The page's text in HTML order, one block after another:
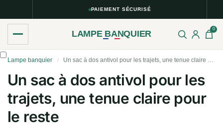
PAIEMENT SÉCURISÉ
LAMPE BANQUIER 0
Lampe banquier / Un sac à dos antivol pour les trajets, une tenue claire pour le reste
Un sac à dos antivol pour les
trajets, une tenue claire pour
le reste